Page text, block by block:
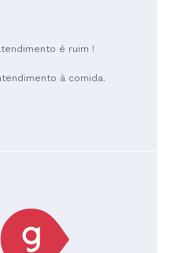
é ruim !
à comida.